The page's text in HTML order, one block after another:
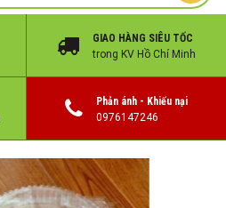
GIAO HÀNG SIÊU TỐC
trong KV Hồ Chí Minh
Phản ánh - Khiếu nại
0976147246